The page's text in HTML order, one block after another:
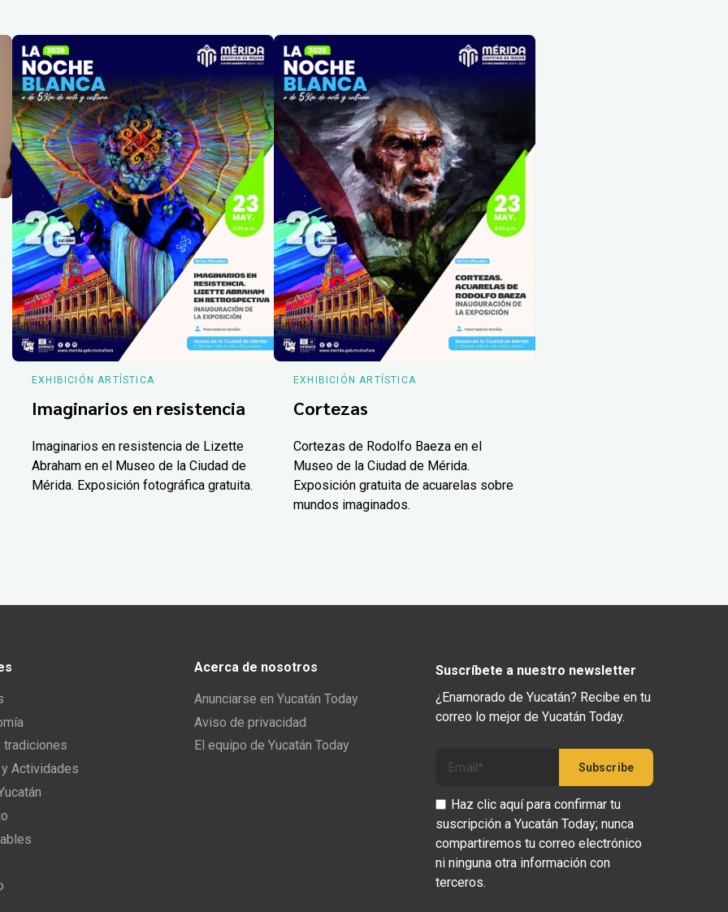
EXHIBICIÓN ARTÍSTICA
Imaginarios en resistencia
Imaginarios en resistencia de Lizette
Abraham en el Museo de la Ciudad de
Mérida. Exposición fotográfica gratuita.
EXHIBICIÓN ARTÍSTICA
Cortezas
Cortezas de Rodolfo Baeza en el
Museo de la Ciudad de Mérida.
Exposición gratuita de acuarelas sobre
mundos imaginados.
tradiciones
Actividades
Acerca de nosotros
Anunciarse en Yucatán Today
Aviso de privacidad
El equipo de Yucatán Today
Suscríbete a nuestro newsletter
¿Enamorado de Yucatán? Recibe en tu
correo lo mejor de Yucatán Today.
Haz clic aquí para confirmar tu
suscripción a Yucatán Today; nunca
compartiremos tu correo electrónico
ni ninguna otra información con
terceros.